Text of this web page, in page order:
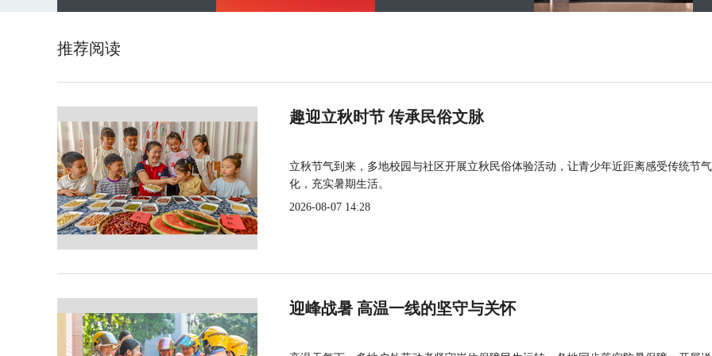
推荐阅读
趣迎立秋时节 传承民俗文脉
立秋节气到来，多地校园与社区开展立秋民俗体验活动，让青少年近距离感受传统节
化，充实暑期生活。
2026-08-07 14:28
迎峰战暑 高温一线的坚守与关怀